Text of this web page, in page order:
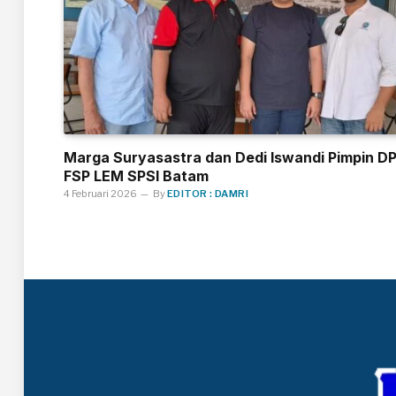
Marga Suryasastra dan Dedi Iswandi Pimpin
FSP LEM SPSI Batam
4 Februari 2026 ByEDITOR : DAMRI